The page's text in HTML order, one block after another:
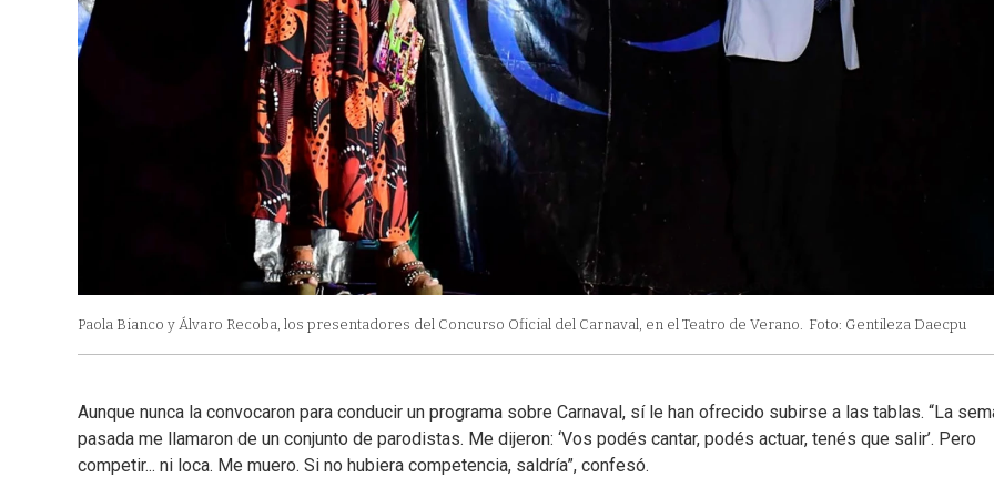
Paola Bianco y Álvaro Recoba, los presentadores del Concurso Oficial del Carnaval, en el Teatro de Verano. Foto: Gentileza Daecpu
Aunque nunca la convocaron para conducir un programa sobre Carnaval, sí le han ofrecido subirse a las tablas. “La
pasada me llamaron de un conjunto de parodistas. Me dijeron: ‘Vos podés cantar, podés actuar, tenés que salir’. Pero
competir... ni loca. Me muero. Si no hubiera competencia, saldría”, confesó.